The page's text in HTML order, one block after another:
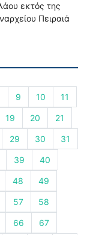
εκτός της
Πειραιά
9 10 11
19 20 21
29 30 31
39 40
48 49
57 58
66 67